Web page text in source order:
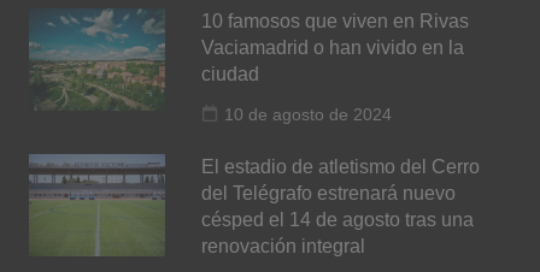
10 famosos que viven en Rivas
Vaciamadrid o han vivido en la
ciudad
10 de agosto de 2024
El estadio de atletismo del Cerro
del Telégrafo estrenará nuevo
césped el 14 de agosto tras una
renovación integral